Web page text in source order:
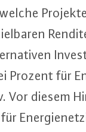
Prozent für
Vor diesem